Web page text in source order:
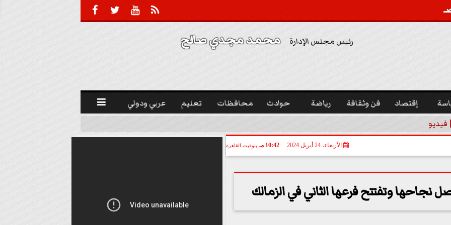
  

رئيس مجلس الإدارة محمد مجدي صالح
إقتصاد فن وثقافة رياضة حوادث محافظات تعليم عربي ودولي 
فيديو
الأربعاء، 24 أبريل 2024 10:42 مـ بتوقيت القاهرة
وتفتتح فرعها الثاني في الزمالك